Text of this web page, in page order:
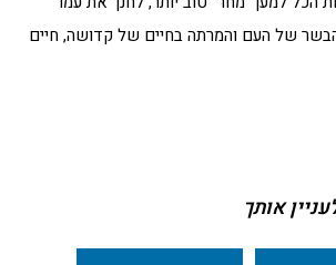
הבשר של העם והמרתה בחיים של קדושה, חיים
אותך